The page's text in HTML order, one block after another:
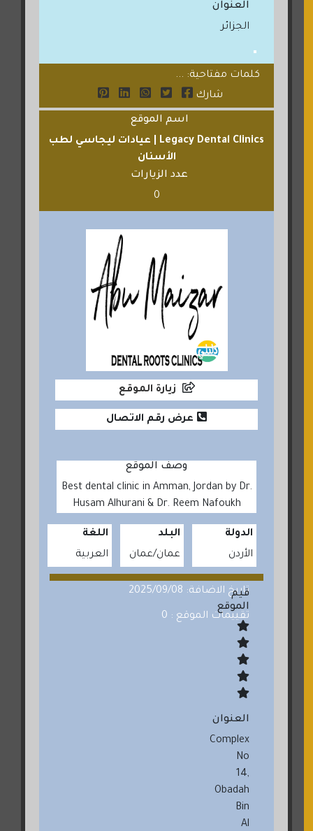
العنوان
الجزائر
كلمات مفتاحية: ...
شارك
اسم الموقع
Legacy Dental Clinics | عيادات ليجاسي لطب
الأسنان
عدد الزيارات
0
زيارة الموقع
عرض رقم الاتصال
وصف الموقع
Best dental clinic in Amman, Jordan by Dr.
Husam Alhurani & Dr. Reem Nafoukh
الدولة
الأردن
البلد
عمان عمان
اللغة
العربية
تاريخ الاضافة: 2025/09/08
تقييمات الموقع : 0
قيم
الموقع
العنوان
Complex
No
14,
Obadah
Bin
Al